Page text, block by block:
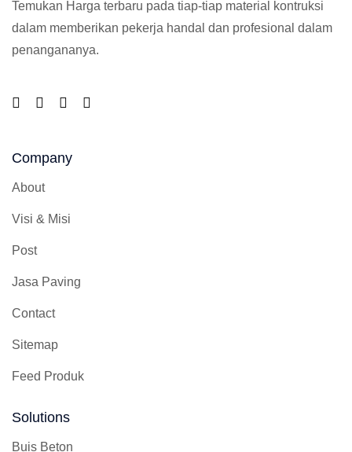
Temukan Harga terbaru pada tiap-tiap material kontruksi
dalam memberikan pekerja handal dan profesional dalam
penangananya.
Company
About
Visi & Misi
Post
Jasa Paving
Contact
Sitemap
Feed Produk
Solutions
Buis Beton